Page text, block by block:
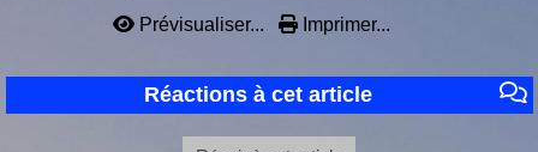
Prévisualiser... Imprimer...
Réactions à cet article